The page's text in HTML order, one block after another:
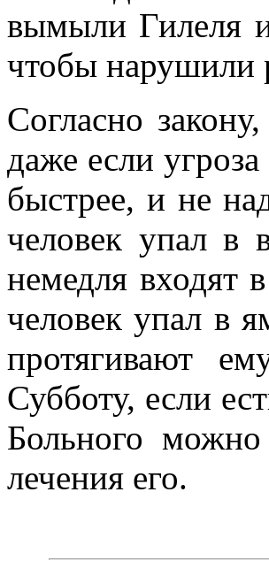
вымыли Гилеля
чтобы нарушили
Согласно
даже если
быстрее, и не
человек упал в
немедля входят
человек упал в
протягивают
Субботу, если
Больного
лечения его.